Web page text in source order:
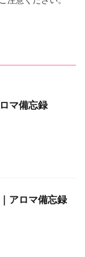
マ備忘録
アロマ備忘録